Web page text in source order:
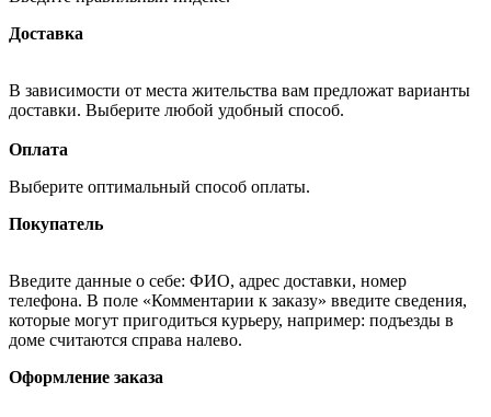
Доставка
В зависимости от места жительства вам предложат варианты
доставки. Выберите любой удобный способ.
Оплата
Выберите оптимальный способ оплаты.
Покупатель
Введите данные о себе: ФИО, адрес доставки, номер
телефона. В поле «Комментарии к заказу» введите сведения,
которые могут пригодиться курьеру, например: подъезды в
доме считаются справа налево.
Оформление заказа